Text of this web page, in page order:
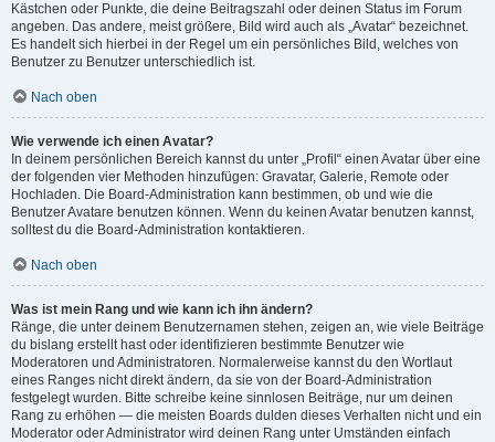
Kästchen oder Punkte, die deine Beitragszahl oder deinen Status im Forum
angeben. Das andere, meist größere, Bild wird auch als „Avatar“ bezeichnet.
Es handelt sich hierbei in der Regel um ein persönliches Bild, welches von
Benutzer zu Benutzer unterschiedlich ist.
Nach oben
Wie verwende ich einen Avatar?
In deinem persönlichen Bereich kannst du unter „Profil“ einen Avatar über eine
der folgenden vier Methoden hinzufügen: Gravatar, Galerie, Remote oder
Hochladen. Die Board-Administration kann bestimmen, ob und wie die
Benutzer Avatare benutzen können. Wenn du keinen Avatar benutzen kannst,
solltest du die Board-Administration kontaktieren.
Nach oben
Was ist mein Rang und wie kann ich ihn ändern?
Ränge, die unter deinem Benutzernamen stehen, zeigen an, wie viele Beiträge
du bislang erstellt hast oder identifizieren bestimmte Benutzer wie
Moderatoren und Administratoren. Normalerweise kannst du den Wortlaut
eines Ranges nicht direkt ändern, da sie von der Board-Administration
festgelegt wurden. Bitte schreibe keine sinnlosen Beiträge, nur um deinen
Rang zu erhöhen — die meisten Boards dulden dieses Verhalten nicht und ein
Moderator oder Administrator wird deinen Rang unter Umständen einfach